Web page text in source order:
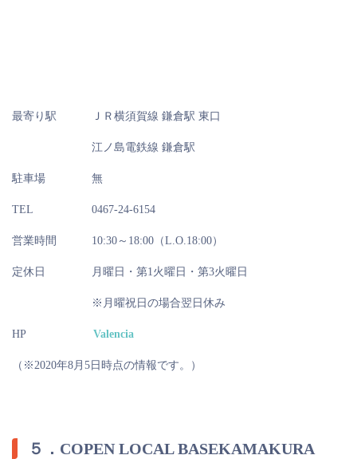
最寄り駅 ＪＲ横須賀線 鎌倉駅 東口
江ノ島電鉄線 鎌倉駅
駐車場 無
TEL 0467-24-6154
営業時間 10:30～18:00（L.O.18:00）
定休日 月曜日・第1火曜日・第3火曜日
※月曜祝日の場合翌日休み
HP Valencia
（※2020年8月5日時点の情報です。）
５．COPEN LOCAL BASEKAMAKURA